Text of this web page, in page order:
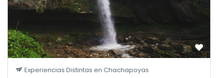
Experiencias Distintas en Chachapoyas